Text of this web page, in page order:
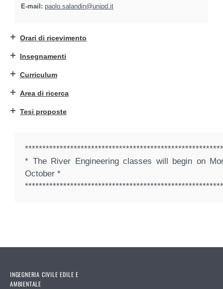
E-mail: paolo.salandin@unipd.it
Orari di ricevimento
Insegnamenti
Curriculum
Area di ricerca
Tesi proposte
* The River Engineering classes will begin on
October *
INGEGNERIA CIVILE EDILE E
AMBIENTALE